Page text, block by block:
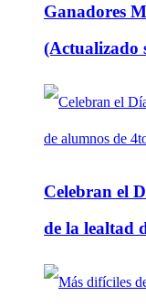
Ganadores
(Actualizado
Celebran el
de la lealtad